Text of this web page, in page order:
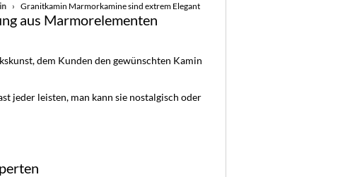
Granitkamin Marmorkamine sind extrem Elegant
aus Marmorelementen
dem Kunden den gewünschten Kamin
jeder leisten, man kann sie nostalgisch oder